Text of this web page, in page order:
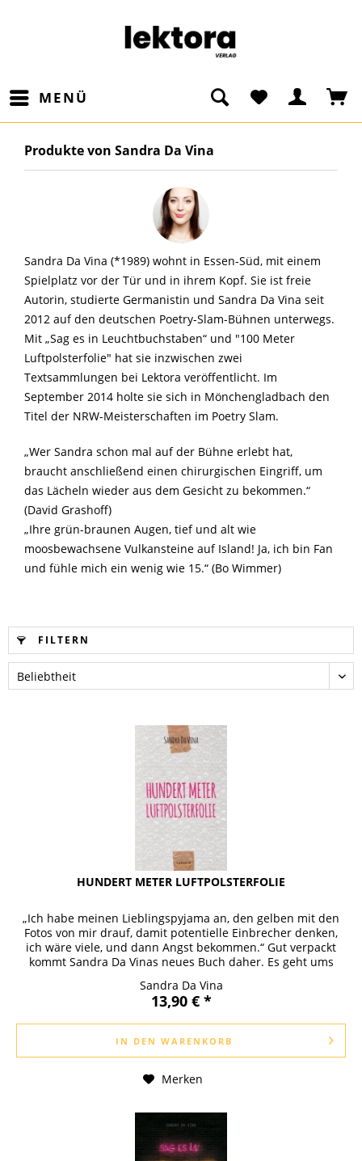
MENÜ
Produkte von Sandra Da Vina
Sandra Da Vina (*1989) wohnt in Essen-Süd, mit einem
Spielplatz vor der Tür und in ihrem Kopf. Sie ist freie
Autorin, studierte Germanistin und Sandra Da Vina seit
2012 auf den deutschen Poetry-Slam-Bühnen unterwegs.
Mit „Sag es in Leuchtbuchstaben“ und "100 Meter
Luftpolsterfolie" hat sie inzwischen zwei
Textsammlungen bei Lektora veröffentlicht. Im
September 2014 holte sie sich in Mönchengladbach den
Titel der NRW-Meisterschaften im Poetry Slam.
„Wer Sandra schon mal auf der Bühne erlebt hat,
braucht anschließend einen chirurgischen Eingriff, um
das Lächeln wieder aus dem Gesicht zu bekommen.“
(David Grashoff)
„Ihre grün-braunen Augen, tief und alt wie
moosbewachsene Vulkansteine auf Island! Ja, ich bin Fan
und fühle mich ein wenig wie 15.“ (Bo Wimmer)
FILTERN
HUNDERT METER LUFTPOLSTERFOLIE
„Ich habe meinen Lieblingspyjama an, den gelben mit den
Fotos von mir drauf, damit potentielle Einbrecher denken,
ich wäre viele, und dann Angst bekommen.“ Gut verpackt
kommt Sandra Da Vinas neues Buch daher. Es geht ums
Sandra Da Vina
13,90 € *
IN DEN WARENKORB
Merken